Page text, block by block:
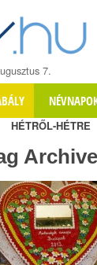
7.
HÉTRŐL-HÉTRE